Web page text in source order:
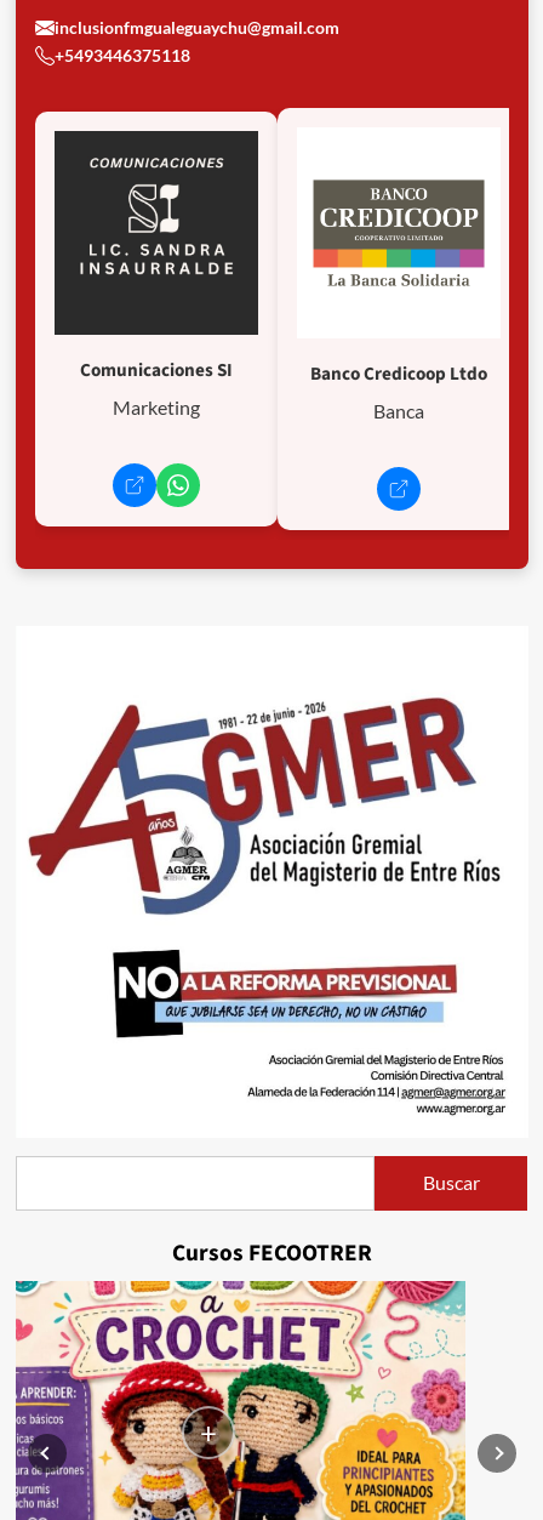
del
Uruguay
inclusionfmgualeguaychu@gmail.com
+5493446375118
Comunicaciones SI
Marketing
Banco Credicoop Ltdo
Banca
Buscar
Cursos FECOOTRER
+